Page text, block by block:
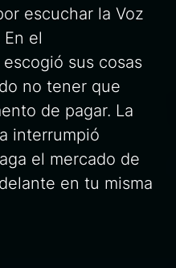
escuchar la Voz
el
sus cosas
no tener que
de pagar. La
interrumpió
el mercado de
en tu misma